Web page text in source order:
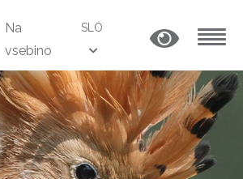
Na
vsebino
SLO